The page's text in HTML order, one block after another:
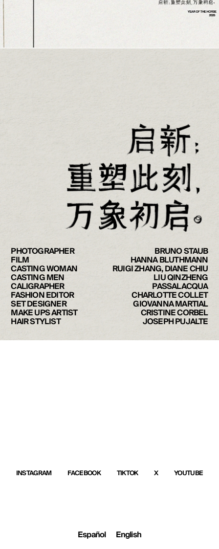
PHOTOGRAPHER BRUNO STAUB
FILM HANNA BLUTHMANN
CASTING WOMAN RUIGI ZHANG, DIANE CHIU
CASTING MEN LIU QINZHENG
CALIGRAPHER PASSALACQUA
FASHION EDITOR CHARLOTTE COLLET
SET DESIGNER GIOVANNA MARTIAL
MAKE UPS ARTIST CRISTINE CORBEL
HAIR STYLIST JOSEPH PUJALTE
INSTAGRAM FACEBOOK TIKTOK X YOUTUBE
Español English